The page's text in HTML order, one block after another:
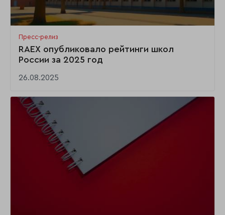
Пресс-релиз
RAEX опубликовало рейтинги школ
России за 2025 год
26.08.2025